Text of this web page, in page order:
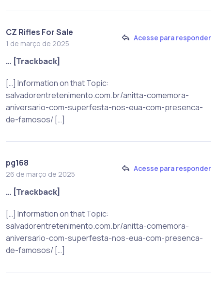
CZ Rifles For Sale
1 de março de 2025
Acesse para responder
… [Trackback]
[…] Information on that Topic:
salvadorentretenimento.com.br/anitta-comemora-
aniversario-com-superfesta-nos-eua-com-presenca-
de-famosos/ […]
pg168
26 de março de 2025
Acesse para responder
… [Trackback]
[…] Information on that Topic:
salvadorentretenimento.com.br/anitta-comemora-
aniversario-com-superfesta-nos-eua-com-presenca-
de-famosos/ […]